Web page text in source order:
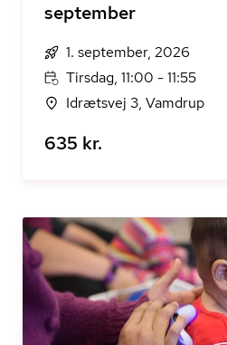
september
1. september, 2026
Tirsdag, 11:00 - 11:55
Idrætsvej 3, Vamdrup
635 kr.